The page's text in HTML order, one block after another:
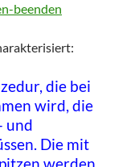
beenden
die bei
wird, die
und
Die mit